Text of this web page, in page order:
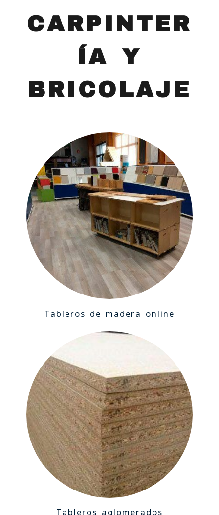
CARPINTER
ÍA Y
BRICOLAJE
Tableros de madera online
Tableros aglomerados